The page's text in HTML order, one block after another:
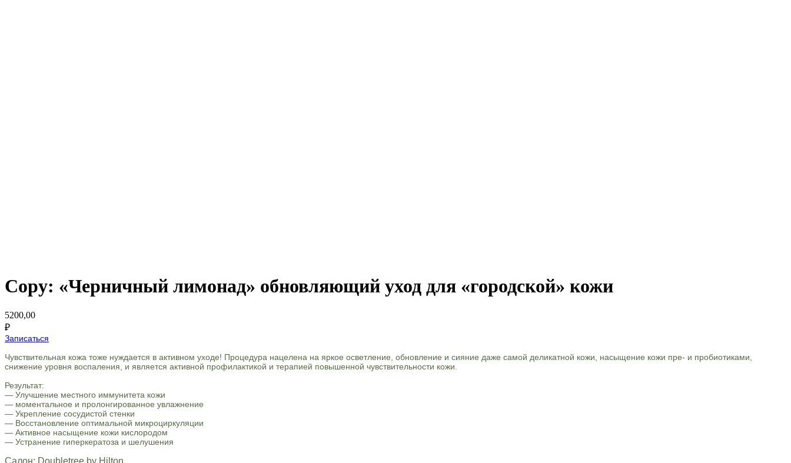
Copy: «Черничный лимонад» обновляющий уход для «городской» кожи
5200,00
₽
Записаться
Чувствительная кожа тоже нуждается в активном уходе! Процедура нацелена на яркое осветление, обновление и сияние даже самой деликатной кожи, насыщение кожи пре- и пробиотиками,
снижение уровня воспаления, и является активной профилактикой и терапией повышенной чувствительности кожи.
Результат:
— Улучшение местного иммунитета кожи
— моментальное и пролонгированное увлажнение
— Укрепление сосудистой стенки
— Восстановление оптимальной микроциркуляции
— Активное насыщение кожи кислородом
— Устранение гиперкератоза и шелушения
Салон: Doubletree by Hilton